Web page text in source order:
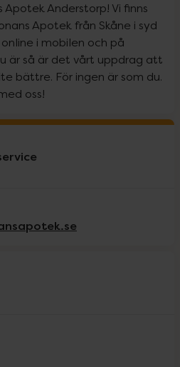
Apotek Anderstorp! Vi finns
Apotek från Skåne i syd
i mobilen och på
är så är det vårt uppdrag att
bättre. För ingen är som du.
oss!